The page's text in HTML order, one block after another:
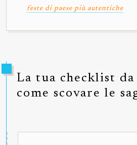
feste di paese più autentiche
La tua checklist
come scovare le